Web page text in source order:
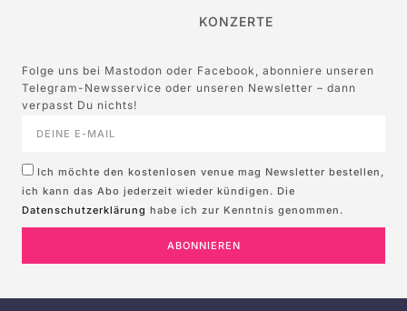
KONZERTE
Folge uns bei Mastodon oder Facebook, abonniere unseren
Telegram-Newsservice oder unseren Newsletter – dann
verpasst Du nichts!
Ich möchte den kostenlosen venue mag Newsletter bestellen,
ich kann das Abo jederzeit wieder kündigen. Die
Datenschutzerklärung habe ich zur Kenntnis genommen.
ABONNIEREN